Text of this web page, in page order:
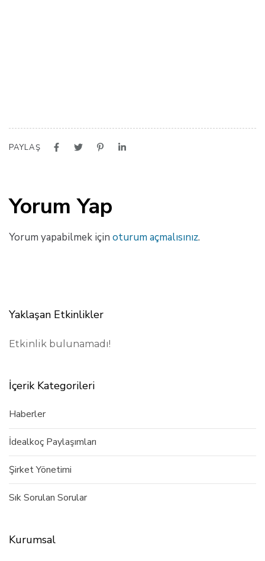
PAYLAŞ
Yorum Yap
Yorum yapabilmek için oturum açmalısınız.
Yaklaşan Etkinlikler
Etkinlik bulunamadı!
İçerik Kategorileri
Haberler
İdealkoç Paylaşımları
Şirket Yönetimi
Sık Sorulan Sorular
Kurumsal